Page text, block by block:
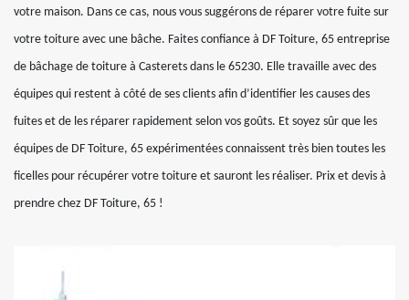
votre maison. Dans ce cas, nous vous suggérons de réparer votre fuite sur
votre toiture avec une bâche. Faites confiance à DF Toiture, 65 entreprise
de bâchage de toiture à Casterets dans le 65230. Elle travaille avec des
équipes qui restent à côté de ses clients afin d’identifier les causes des
fuites et de les réparer rapidement selon vos goûts. Et soyez sûr que les
équipes de DF Toiture, 65 expérimentées connaissent très bien toutes les
ficelles pour récupérer votre toiture et sauront les réaliser. Prix et devis à
prendre chez DF Toiture, 65 !